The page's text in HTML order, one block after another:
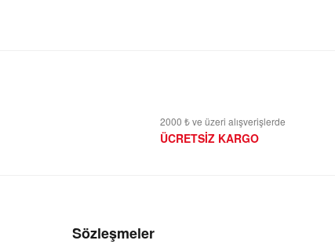
2000 ₺ ve üzeri alışverişlerde
ÜCRETSİZ KARGO
Sözleşmeler